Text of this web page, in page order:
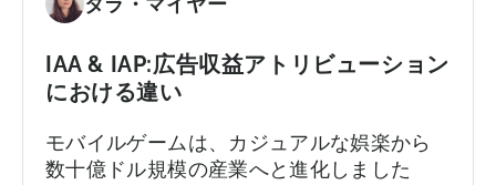
ー
ル
に
つ
い
て：
今
IAA & IAP:広告収益アトリビューション
における違い
モバイルゲームは、カジュアルな娯楽から
数十億ドル規模の産業へと進化しました